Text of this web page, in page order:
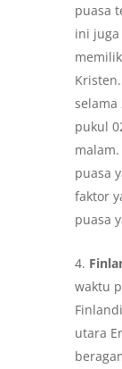
puasa
ini
pukul
puasa
faktor
puasa
waktu
utara